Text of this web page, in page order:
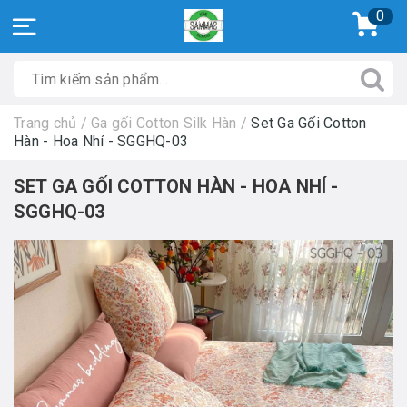
0
Trang chủ / Ga gối Cotton Silk Hàn /Set Ga Gối Cotton
Hàn - Hoa Nhí - SGGHQ-03
SET GA GỐI COTTON HÀN - HOA NHÍ -
SGGHQ-03